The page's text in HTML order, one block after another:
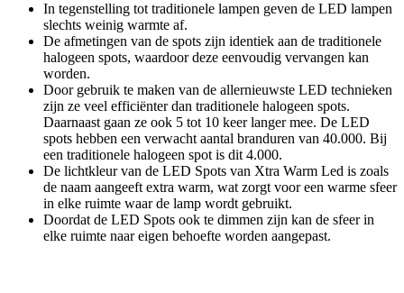
In tegenstelling tot traditionele lampen geven de LED lampen
slechts weinig warmte af.
De afmetingen van de spots zijn identiek aan de traditionele
halogeen spots, waardoor deze eenvoudig vervangen kan
worden.
Door gebruik te maken van de allernieuwste LED technieken
zijn ze veel efficiënter dan traditionele halogeen spots.
Daarnaast gaan ze ook 5 tot 10 keer langer mee. De LED
spots hebben een verwacht aantal branduren van 40.000. Bij
een traditionele halogeen spot is dit 4.000.
De lichtkleur van de LED Spots van Xtra Warm Led is zoals
de naam aangeeft extra warm, wat zorgt voor een warme sfeer
in elke ruimte waar de lamp wordt gebruikt.
Doordat de LED Spots ook te dimmen zijn kan de sfeer in
elke ruimte naar eigen behoefte worden aangepast.